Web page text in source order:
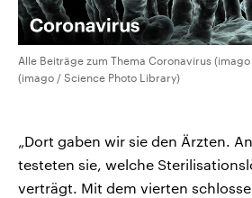
Alle Beiträge zum Thema Coronavirus
(imago / Science Photo Library)
„Dort gaben wir sie den Ärzten.
testeten sie, welche
verträgt. Mit dem vierten